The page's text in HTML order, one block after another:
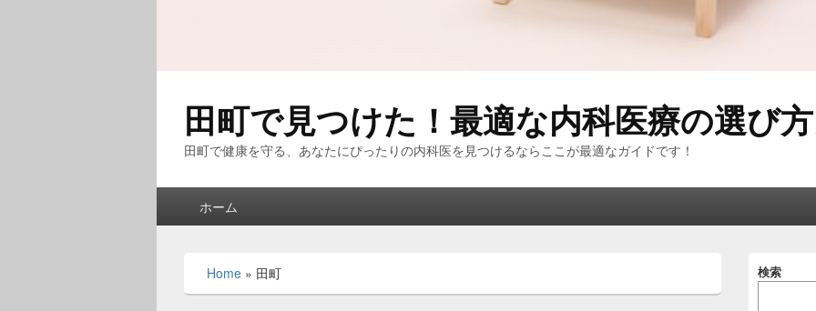
田町で見つけた！最適な内科医療の選び
田町で健康を守る、あなたにぴったりの内科医を見つけるならここが最適なガイドです！
ホーム
Home » 田町
イ検索